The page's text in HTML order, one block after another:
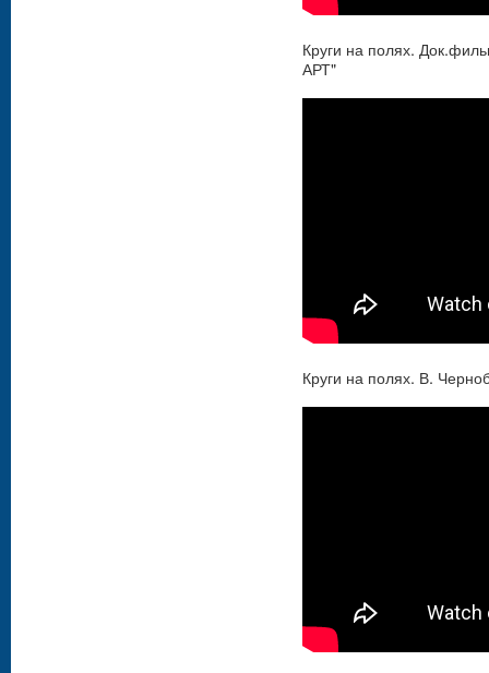
Круги на полях.
АРТ"
Круги на полях. В.